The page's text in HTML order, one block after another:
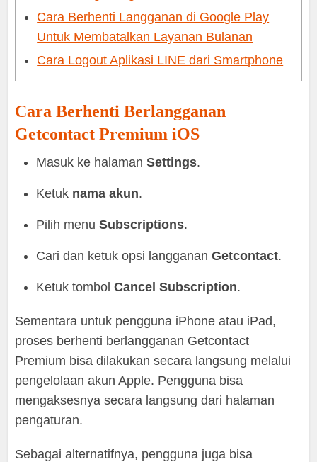
Cara Berhenti Langganan di Google Play
Untuk Membatalkan Layanan Bulanan
Cara Logout Aplikasi LINE dari Smartphone
Cara Berhenti Berlangganan
Getcontact Premium iOS
Masuk ke halamanSettings.
Ketuk nama akun.
Pilih menuSubscriptions.
Cari dan ketuk opsi langgananGetcontact.
Ketuk tombolCancel Subscription.
Sementara untuk pengguna iPhone atau iPad,
proses berhenti berlangganan Getcontact
Premium bisa dilakukan secara langsung melalui
pengelolaan akun Apple. Pengguna bisa
mengaksesnya secara langsung dari halaman
pengaturan.
Sebagai alternatifnya, pengguna juga bisa